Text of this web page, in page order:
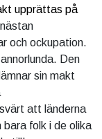
upprättas på
och ockupation.
Den
sin makt
att länderna
folk i de olika